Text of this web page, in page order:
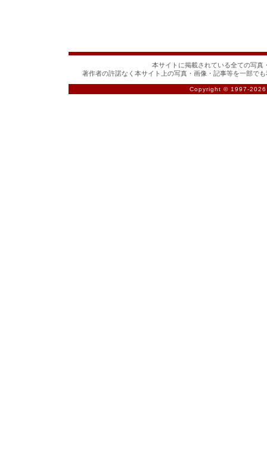
本サイトに掲載されている全ての写真
著作者の許諾なく本サイト上の写真・画像・記事等を一部で
Copyright © 1997-